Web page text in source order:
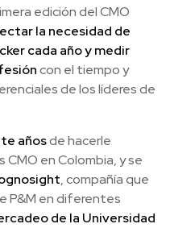
edición del CMO
la necesidad de
cada año y medir
con el tiempo y
de los líderes de
añosde hacerle
en Colombia, y se
, compañía que
P&M en diferentes
de la Universidad